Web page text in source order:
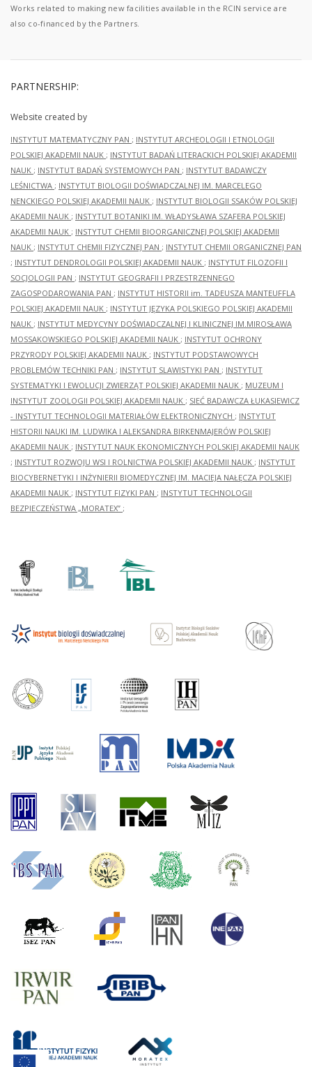
Works related to making new facilities available in the RCIN service are
also co-financed by the Partners.
PARTNERSHIP:
Website created by
INSTYTUT MATEMATYCZNY PAN ; INSTYTUT ARCHEOLOGII I ETNOLOGII
POLSKIEJ AKADEMII NAUK ; INSTYTUT BADAŃ LITERACKICH POLSKIEJ AKADEMII
NAUK ; INSTYTUT BADAŃ SYSTEMOWYCH PAN ; INSTYTUT BADAWCZY
LEŚNICTWA ; INSTYTUT BIOLOGII DOŚWIADCZALNEJ IM. MARCELEGO
NENCKIEGO POLSKIEJ AKADEMII NAUK ; INSTYTUT BIOLOGII SSAKÓW POLSKIEJ
AKADEMII NAUK ; INSTYTUT BOTANIKI IM. WŁADYSŁAWA SZAFERA POLSKIEJ
AKADEMII NAUK ; INSTYTUT CHEMII BIOORGANICZNEJ POLSKIEJ AKADEMII
NAUK ; INSTYTUT CHEMII FIZYCZNEJ PAN ; INSTYTUT CHEMII ORGANICZNEJ PAN
; INSTYTUT DENDROLOGII POLSKIEJ AKADEMII NAUK ; INSTYTUT FILOZOFII I
SOCJOLOGII PAN ; INSTYTUT GEOGRAFII I PRZESTRZENNEGO
ZAGOSPODAROWANIA PAN ; INSTYTUT HISTORII im. TADEUSZA MANTEUFFLA
POLSKIEJ AKADEMII NAUK ; INSTYTUT JĘZYKA POLSKIEGO POLSKIEJ AKADEMII
NAUK ; INSTYTUT MEDYCYNY DOŚWIADCZALNEJ I KLINICZNEJ IM.MIROSŁAWA
MOSSAKOWSKIEGO POLSKIEJ AKADEMII NAUK ; INSTYTUT OCHRONY
PRZYRODY POLSKIEJ AKADEMII NAUK ; INSTYTUT PODSTAWOWYCH
PROBLEMÓW TECHNIKI PAN ; INSTYTUT SLAWISTYKI PAN ; INSTYTUT
SYSTEMATYKI I EWOLUCJI ZWIERZĄT POLSKIEJ AKADEMII NAUK ; MUZEUM I
INSTYTUT ZOOLOGII POLSKIEJ AKADEMII NAUK ; SIEĆ BADAWCZA ŁUKASIEWICZ
- INSTYTUT TECHNOLOGII MATERIAŁÓW ELEKTRONICZNYCH ; INSTYTUT
HISTORII NAUKI IM. LUDWIKA I ALEKSANDRA BIRKENMAJERÓW POLSKIEJ
AKADEMII NAUK ; INSTYTUT NAUK EKONOMICZNYCH POLSKIEJ AKADEMII NAUK
; INSTYTUT ROZWOJU WSI I ROLNICTWA POLSKIEJ AKADEMII NAUK ; INSTYTUT
BIOCYBERNETYKI I INŻYNIERII BIOMEDYCZNEJ IM. MACIEJA NAŁĘCZA POLSKIEJ
AKADEMII NAUK ; INSTYTUT FIZYKI PAN ; INSTYTUT TECHNOLOGII
BEZPIECZEŃSTWA „MORATEX” ;